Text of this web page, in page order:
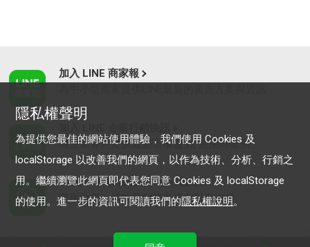
加入 LINE 商家報
為企業客戶提供最新市場趨勢, 應用與案例
LINE Biz-Solutions YouTube
實用教學、成功案例等多樣化影音內容
隱私權聲明
為提供您最佳的網站使用體驗，我們使用 Cookies 及
localStorage 以改善我們的網頁，以作為技術、分析、行銷之
用。繼續瀏覽此網頁即代表您同意 Cookies 及 localStorage
的使用。進一步的資訊可閱讀我們的隱私權說明。